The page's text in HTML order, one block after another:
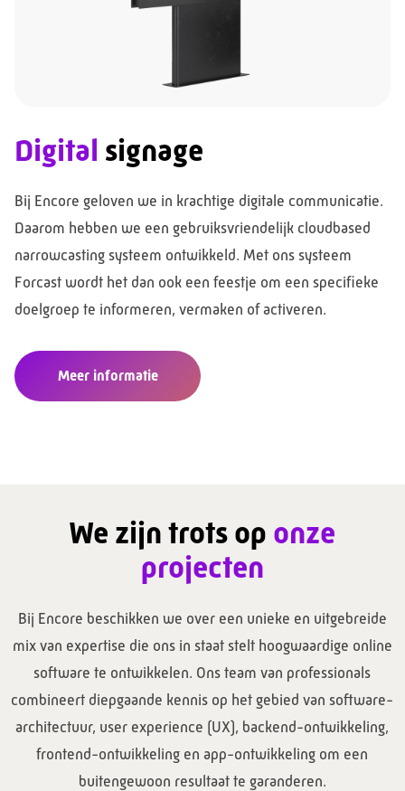
Digital signage
Bij Encore geloven we in krachtige digitale communicatie.
Daarom hebben we een gebruiksvriendelijk cloudbased
narrowcasting systeem ontwikkeld. Met ons systeem
Forcast wordt het dan ook een feestje om een specifieke
doelgroep te informeren, vermaken of activeren.
Meer informatie
We zijn trots op onze
projecten
Bij Encore beschikken we over een unieke en uitgebreide
mix van expertise die ons in staat stelt hoogwaardige online
software te ontwikkelen. Ons team van professionals
combineert diepgaande kennis op het gebied van software-
architectuur, user experience (UX), backend-ontwikkeling,
frontend-ontwikkeling en app-ontwikkeling om een
buitengewoon resultaat te garanderen.